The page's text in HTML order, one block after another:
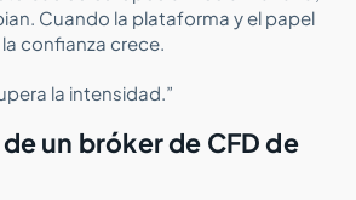
Cuando la plataforma y el papel
confianza crece.
la intensidad.”
un bróker de CFD de